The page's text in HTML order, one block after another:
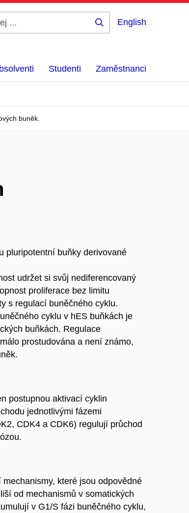
English
Studenti Zaměstnanci
buněk.
pluripotentní buňky derivované
udržet si svůj nediferencovaný
proliferace bez limitu
s regulací buněčného cyklu.
cyklu v hES buňkách je
buňkách. Regulace
prostudována a není známo,
postupnou aktivací cyklin
jednotlivými fázemi
CDK4 a CDK6) regulují průchod
které jsou odpovědné
od mechanismů v somatických
v G1/S fázi buněčného cyklu,